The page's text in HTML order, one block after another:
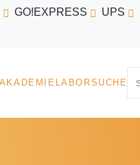
GO!EXPRESS UPS